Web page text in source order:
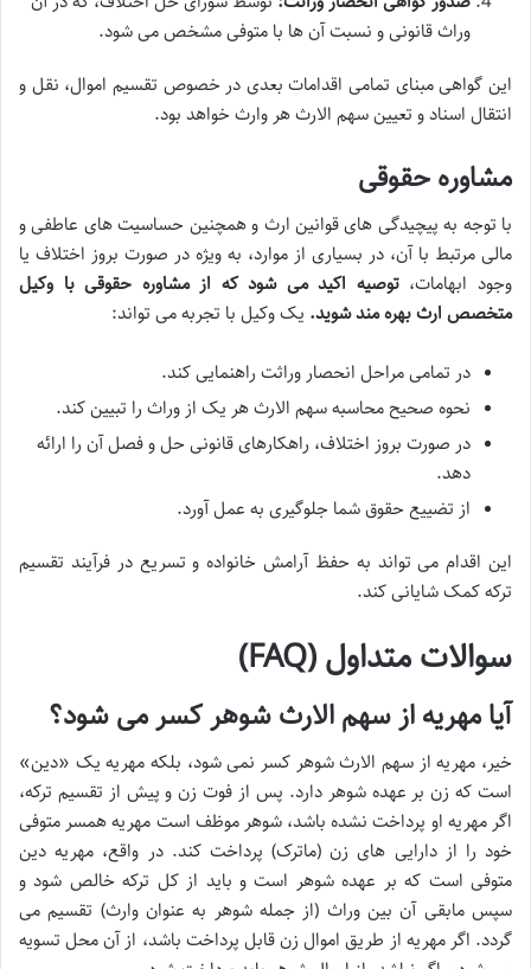
وراث قانونی و نسبت آن ها با متوفی مشخص می شود.
این گواهی مبنای تمامی اقدامات بعدی در خصوص تقسیم اموال، نقل و
انتقال اسناد و تعیین سهم الارث هر وارث خواهد بود.
مشاوره حقوقی
با توجه به پیچیدگی های قوانین ارث و همچنین حساسیت های عاطفی و
مالی مرتبط با آن، در بسیاری از موارد، به ویژه در صورت بروز اختلاف یا
وجود ابهامات،توصیه اکید می شود که از مشاوره حقوقی با وکیل
متخصص ارث بهره مند شوید. یک وکیل با تجربه می تواند:
در تمامی مراحل انحصار وراثت راهنمایی کند.
نحوه صحیح محاسبه سهم الارث هر یک از وراث را تبیین کند.
در صورت بروز اختلاف، راهکارهای قانونی حل و فصل آن را ارائه
دهد.
از تضییع حقوق شما جلوگیری به عمل آورد.
این اقدام می تواند به حفظ آرامش خانواده و تسریع در فرآیند تقسیم
ترکه کمک شایانی کند.
سوالات متداول (FAQ)
آیا مهریه از سهم الارث شوهر کسر می شود؟
خیر، مهریه از سهم الارث شوهر کسر نمی شود، بلکه مهریه یک «دین»
است که زن بر عهده شوهر دارد. پس از فوت زن و پیش از تقسیم ترکه،
اگر مهریه او پرداخت نشده باشد، شوهر موظف است مهریه همسر متوفی
خود را از دارایی های زن (ماترک) پرداخت کند. در واقع، مهریه دین
متوفی است که بر عهده شوهر است و باید از کل ترکه خالص شود و
سپس مابقی آن بین وراث (از جمله شوهر به عنوان وارث) تقسیم می
گردد. اگر مهریه از طریق اموال زن قابل پرداخت باشد، از آن محل تسویه